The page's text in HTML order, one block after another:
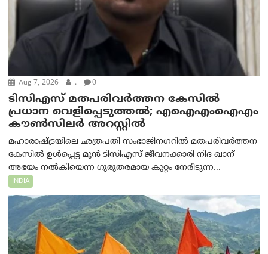
Aug 7, 2026 . 0
ടിസിഎസ് മതപരിവർത്തന കേസിൽ
പ്രധാന വെളിപ്പെടുത്തൽ; എഐഎംഐഎം
കൗൺസിലർ അറസ്റ്റിൽ
മഹാരാഷ്ട്രയിലെ ഛത്രപതി സംഭാജിനഗറിൽ മതപരിവർത്തന
കേസിൽ ഉൾപ്പെട്ട മുൻ ടിസിഎസ് ജീവനക്കാരി നിദ ഖാന്
അഭയം നൽകിയെന്ന ഗുരുതരമായ കുറ്റം നേരിടുന്ന...
INDIA